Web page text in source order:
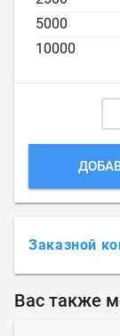
5000
10000
Заказной
Вас также